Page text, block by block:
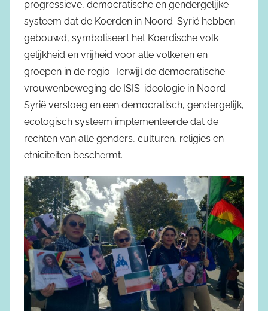
progressieve, democratische en gendergelijke
systeem dat de Koerden in Noord-Syrië hebben
gebouwd, symboliseert het Koerdische volk
gelijkheid en vrijheid voor alle volkeren en
groepen in de regio. Terwijl de democratische
vrouwenbeweging de ISIS-ideologie in Noord-
Syrië versloeg en een democratisch, gendergelijk,
ecologisch systeem implementeerde dat de
rechten van alle genders, culturen, religies en
etniciteiten beschermt.